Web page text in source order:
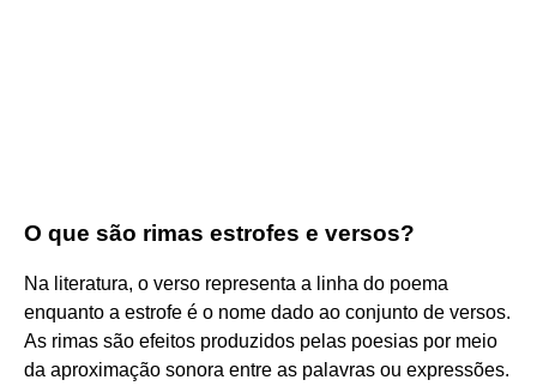
O que são rimas estrofes e versos?
Na literatura, o verso representa a linha do poema
enquanto a estrofe é o nome dado ao conjunto de versos.
As rimas são efeitos produzidos pelas poesias por meio
da aproximação sonora entre as palavras ou expressões.